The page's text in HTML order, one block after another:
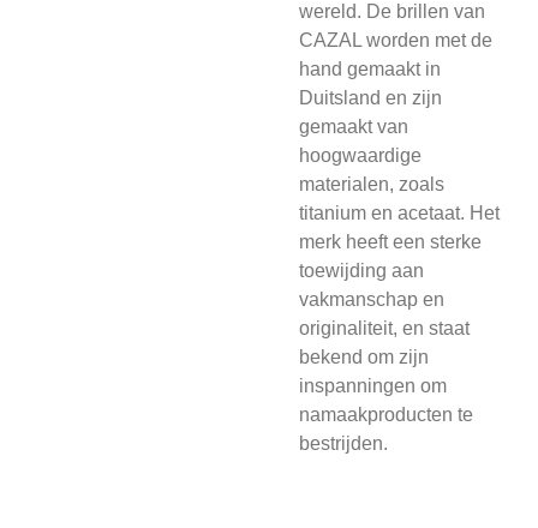
wereld. De brillen van
CAZAL worden met de
hand gemaakt in
Duitsland en zijn
gemaakt van
hoogwaardige
materialen, zoals
titanium en acetaat. Het
merk heeft een sterke
toewijding aan
vakmanschap en
originaliteit, en staat
bekend om zijn
inspanningen om
namaakproducten te
bestrijden.